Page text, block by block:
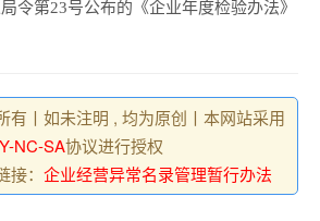
令第23号公布的《企业年度检验办法》
有丨如未注明 , 均为原创丨本网站采用
NC-SA协议进行授权
： 企业经营异常名录管理暂行办法